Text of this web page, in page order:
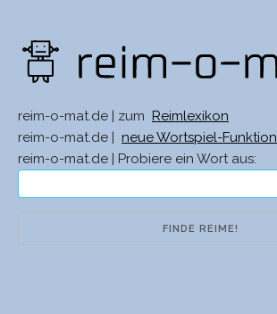
reim-o-mat.de | zum
Reimlexikon
reim-o-mat.de |
neue Wortspiel-Funktion
reim-o-mat.de | Probiere ein Wort aus: